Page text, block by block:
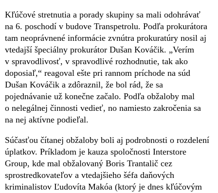
Kľúčové stretnutia a porady skupiny sa mali odohrávať
na 6. poschodí v budove Transpetrolu. Podľa prokurátora
tam neoprávnené informácie zvnútra prokuratúry nosil aj
vtedajší špeciálny prokurátor Dušan Kováčik. „Verím
v spravodlivosť, v spravodlivé rozhodnutie, tak ako
doposiaľ,“ reagoval ešte pri rannom príchode na súd
Dušan Kováčik a zdôraznil, že bol rád, že sa
pojednávanie už konečne začalo. Podľa obžaloby mal
o nelegálnej činnosti vedieť, no namiesto zakročenia sa
na nej aktívne podieľal.
Súčasťou čítanej obžaloby boli aj podrobnosti o rozdelení
úplatkov. Príkladom je kauza spoločnosti Interstore
Group, kde mal obžalovaný Boris Trantalič cez
sprostredkovateľov a vtedajšieho šéfa daňových
kriminalistov Ľudovíta Makóa (ktorý je dnes kľúčovým